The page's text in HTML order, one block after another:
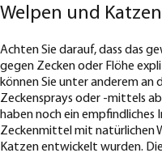
Welpen und
Achten Sie darauf, dass das
gegen Zecken oder Flöhe
können Sie unter anderem an
Zeckensprays oder -mittels
haben noch ein empfindliches
Zeckenmittel mit natürlichen
Katzen entwickelt wurden.